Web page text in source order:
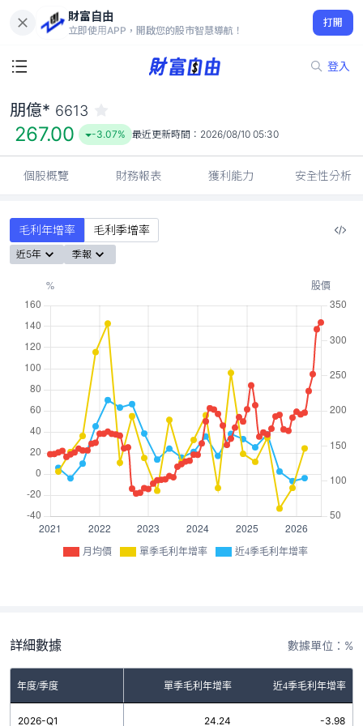
財富自由
立即使用APP，開啟您的股市智慧導航！
打開
登入
267.00
-3.07%
朋億* 6613
267.00 -3.07% 最近更新時間： 2026/08/10 05:30
個股概覽 財務報表 獲利能力 安全性分析
毛利年增率 毛利季增率
近5年 季報
月均價 單季毛利年增率 近4季毛利年增率
詳細數據 數據單位：%
年度/季度 單季毛利年增率 近4季毛利年增率
2026-Q1 24.24 -3.98